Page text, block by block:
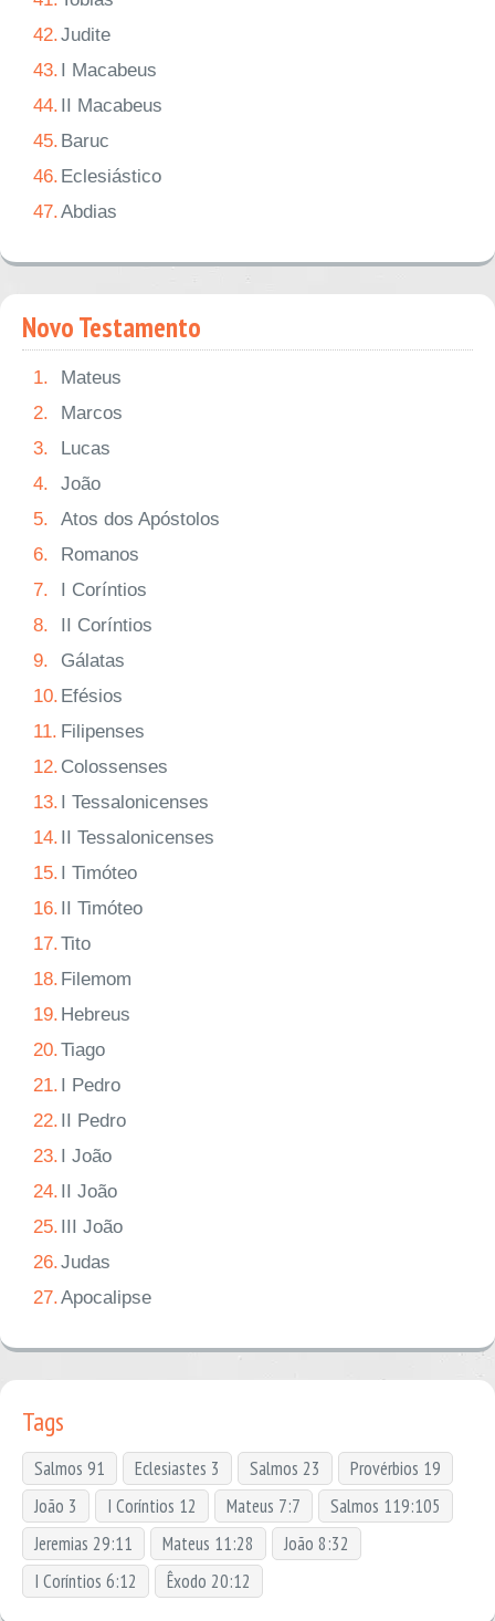
42.Judite
43. I Macabeus
44. II Macabeus
45. Baruc
46. Eclesiástico
47.Abdias
Novo Testamento
1.
Mateus
2.
Marcos
3.
Lucas
4.
João
5.
Atos dos Apóstolos
6.
Romanos
7.
I Coríntios
8.
II Coríntios
9.
Gálatas
10. Efésios
11. Filipenses
12. Colossenses
13. I Tessalonicenses
14. II Tessalonicenses
15. I Timóteo
16. II Timóteo
17.Tito
18. Filemom
19. Hebreus
20.Tiago
21. I Pedro
22. II Pedro
23. I João
24. II João
25. III João
26.Judas
27.Apocalipse
Tags
Salmos 91 Eclesiastes 3 Salmos 23
Provérbios 19
João 3
I Coríntios 12 Mateus 7:7
Salmos 119:105
Jeremias 29:11
Mateus 11:28
João 8:32
I Coríntios 6:12
Êxodo 20:12